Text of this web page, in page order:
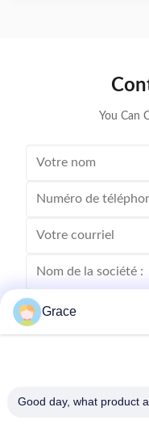
with real-time voltage/
You Can
Grace
Good day, what product